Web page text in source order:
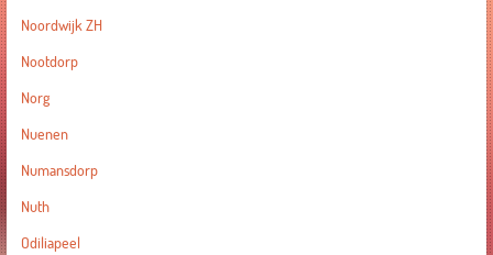
Noordwijk ZH
Nootdorp
Norg
Nuenen
Numansdorp
Nuth
Odiliapeel